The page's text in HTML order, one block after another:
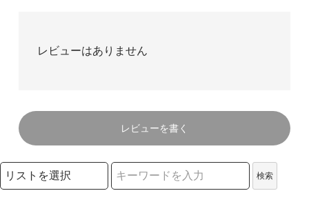
レビューはありません
レビューを書く
検索リストの選択
検索